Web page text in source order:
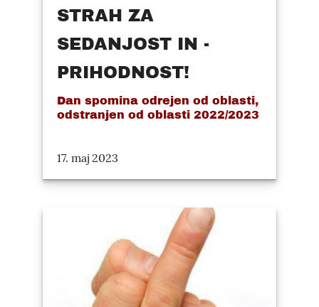
STRAH ZA
SEDANJOST IN -
PRIHODNOST!
Dan spomina odrejen od oblasti,
odstranjen od oblasti 2022/2023
17. maj 2023